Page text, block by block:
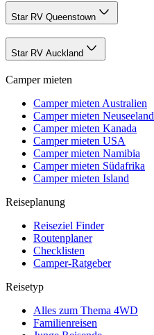
Star RV Queenstown
Star RV Auckland
Camper mieten
Camper mieten Australien
Camper mieten Neuseeland
Camper mieten Kanada
Camper mieten USA
Camper mieten Namibia
Camper mieten Südafrika
Camper mieten Island
Reiseplanung
Reiseziel Finder
Routenplaner
Checklisten
Camper-Ratgeber
Reisetyp
Alles zum Thema 4WD
Familienreisen